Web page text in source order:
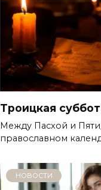
Троицкая
Между Пасхой и
православном
НОВОСТИ